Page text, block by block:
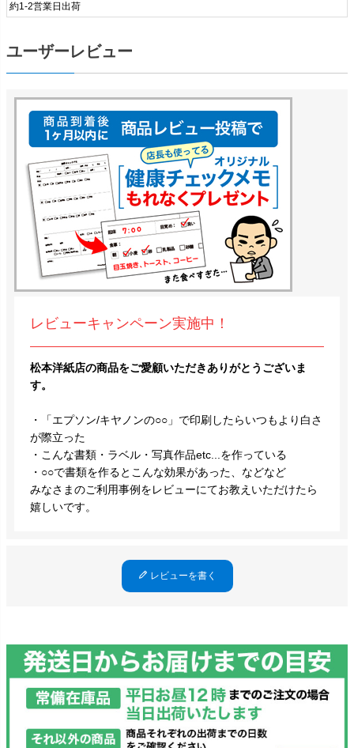
約1-2営業日出荷
ユーザーレビュー
レビューキャンペーン実施中！
松本洋紙店の商品をご愛顧いただきありがとうございま
す。
・「エプソン/キヤノンの○○」で印刷したらいつもより白さ
が際立った
・こんな書類・ラベル・写真作品etc...を作っている
・○○で書類を作るとこんな効果があった、などなど
みなさまのご利用事例をレビューにてお教えいただけたら
嬉しいです。
レビューを書く